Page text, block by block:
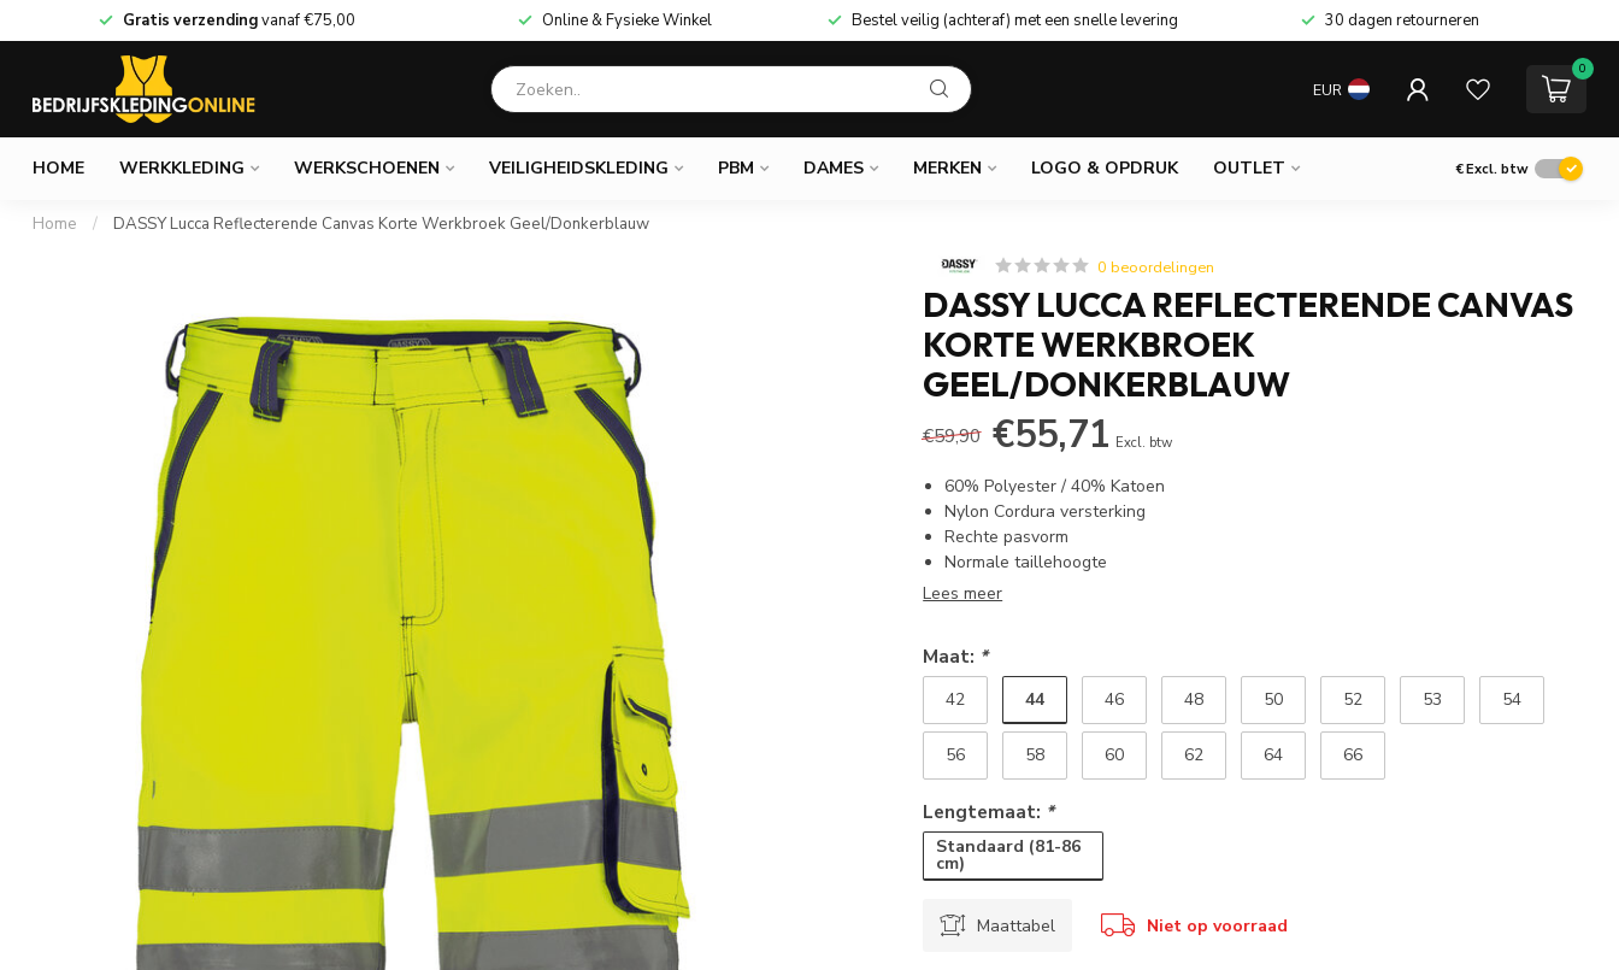
Gratis verzendingvanaf€75,00 Online & Fysieke Winkel Bestel veilig (achteraf) met een snelle levering 30 dagen retourneren
EUR
0
HOME WERKKLEDING WERKSCHOENEN VEILIGHEIDSKLEDING PBM DAMES MERKEN LOGO & OPDRUK OUTLET €Excl. btw
Home / DASSY Lucca Reflecterende Canvas Korte Werkbroek Geel/Donkerblauw
0 beoordelingen
DASSY LUCCA REFLECTERENDE CANVAS
KORTE WERKBROEK
GEEL/DONKERBLAUW
€59,90 €55,71 Excl. btw
60% Polyester / 40% Katoen
Nylon Cordura versterking
Rechte pasvorm
Normale taillehoogte
Lees meer
Maat: *
42 44 46 48 50 52 53 54
56 58 60 62 64 66
Lengtemaat: *
Standaard (81-86
cm)
Maattabel Niet op voorraad